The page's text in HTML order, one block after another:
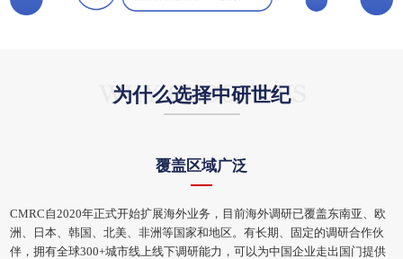
海外成熟市场（欧美日韩）研究--产品体系
海外选址建厂--研究方法论
宗旨在于过滤不确定性，将海外投资建厂机遇与风险量化，为企业海
外投资从战略规划到精准落地提供坚实的决策依据
为什么选择中研世纪
覆盖区域广泛
CMRC自2020年正式开始扩展海外业务，目前海外调研已覆盖东南亚、欧
洲、日本、韩国、北美、非洲等国家和地区。有长期、固定的调研合作伙
伴，拥有全球300+城市线上线下调研能力，可以为中国企业走出国门提供